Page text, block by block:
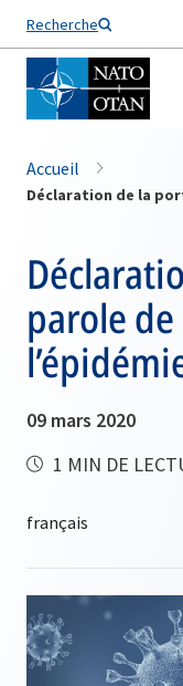
Recherche
Nom de famille*
Accueil
parole de
09 mars 2020
1 MIN DE